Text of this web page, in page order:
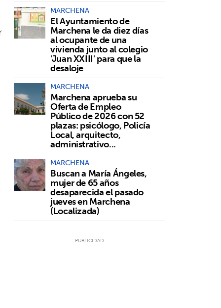
MARCHENA
El Ayuntamiento de
Marchena le da diez días
al ocupante de una
vivienda junto al colegio
'Juan XXIII' para que la
desaloje
MARCHENA
Marchena aprueba su
Oferta de Empleo
Público de 2026 con 52
plazas: psicólogo, Policía
Local, arquitecto,
administrativo...
MARCHENA
Buscan a María Ángeles,
mujer de 65 años
desaparecida el pasado
jueves en Marchena
(Localizada)